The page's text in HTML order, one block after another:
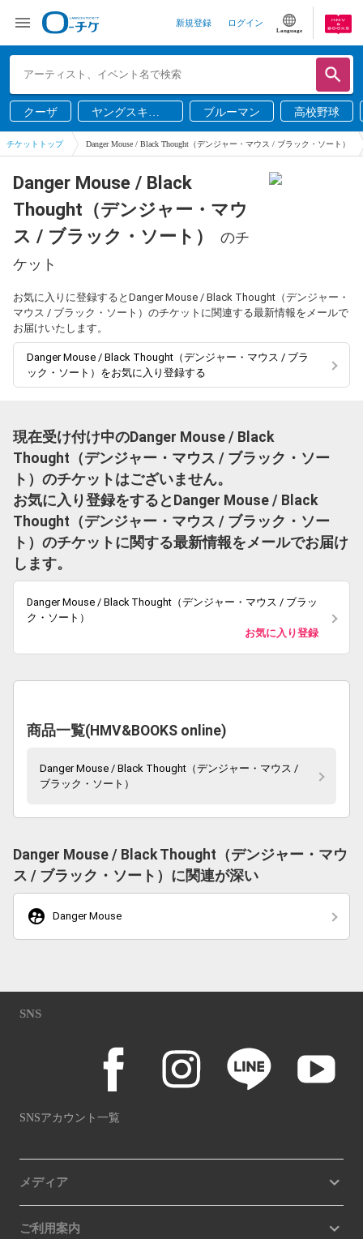
新規登録 ログイン
Language
クーザ
ヤングスキニ
ー
ブルーマン 高校野球
チケットトップ Danger Mouse / Black Thought（デンジャー・マウス / ブラック・ソート）
Danger Mouse / Black
Thought（デンジャー・マウ
ス / ブラック・ソート）
のチ
ケット
お気に入りに登録するとDanger Mouse / Black Thought（デンジャー・
マウス / ブラック・ソート）のチケットに関連する最新情報をメールで
お届けいたします。
Danger Mouse / Black Thought（デンジャー・マウス / ブラ
ック・ソート）をお気に入り登録する
現在受け付け中のDanger Mouse / Black
Thought（デンジャー・マウス / ブラック・ソー
ト）のチケットはございません。
お気に入り登録をするとDanger Mouse / Black
Thought（デンジャー・マウス / ブラック・ソー
ト）のチケットに関する最新情報をメールでお届け
します。
Danger Mouse / Black Thought（デンジャー・マウス / ブラッ
ク・ソート）
お気に入り登録
商品一覧(HMV&BOOKS online)
Danger Mouse / Black Thought（デンジャー・マウス /
ブラック・ソート）
Danger Mouse / Black Thought（デンジャー・マウ
ス / ブラック・ソート）に関連が深い
supervised_user_circle Danger Mouse
SNS
SNSアカウント一覧
メディア
ご利用案内